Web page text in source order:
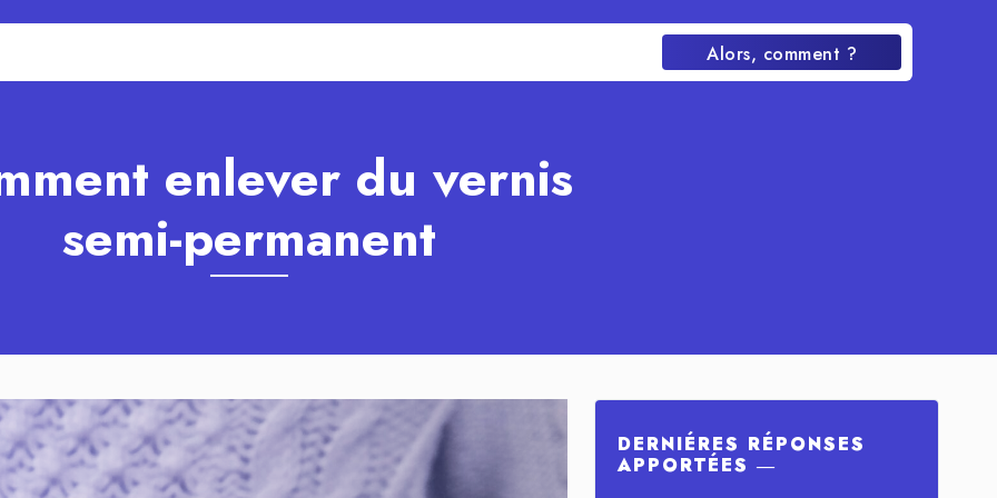
Alors, comment ?
enlever du vernis
semi-permanent
DERNIÉRES RÉPONSES
APPORTÉES ―